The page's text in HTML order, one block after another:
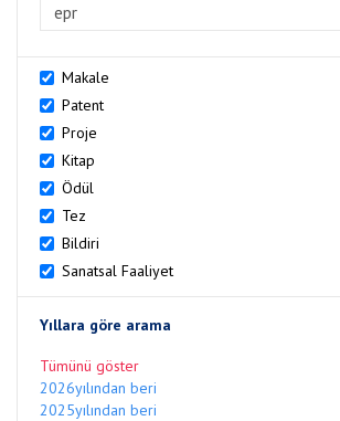
Makale
Patent
Proje
Kitap
Ödül
Tez
Bildiri
Sanatsal Faaliyet
Yıllara göre arama
Tümünü göster
2026yılından beri
2025yılından beri